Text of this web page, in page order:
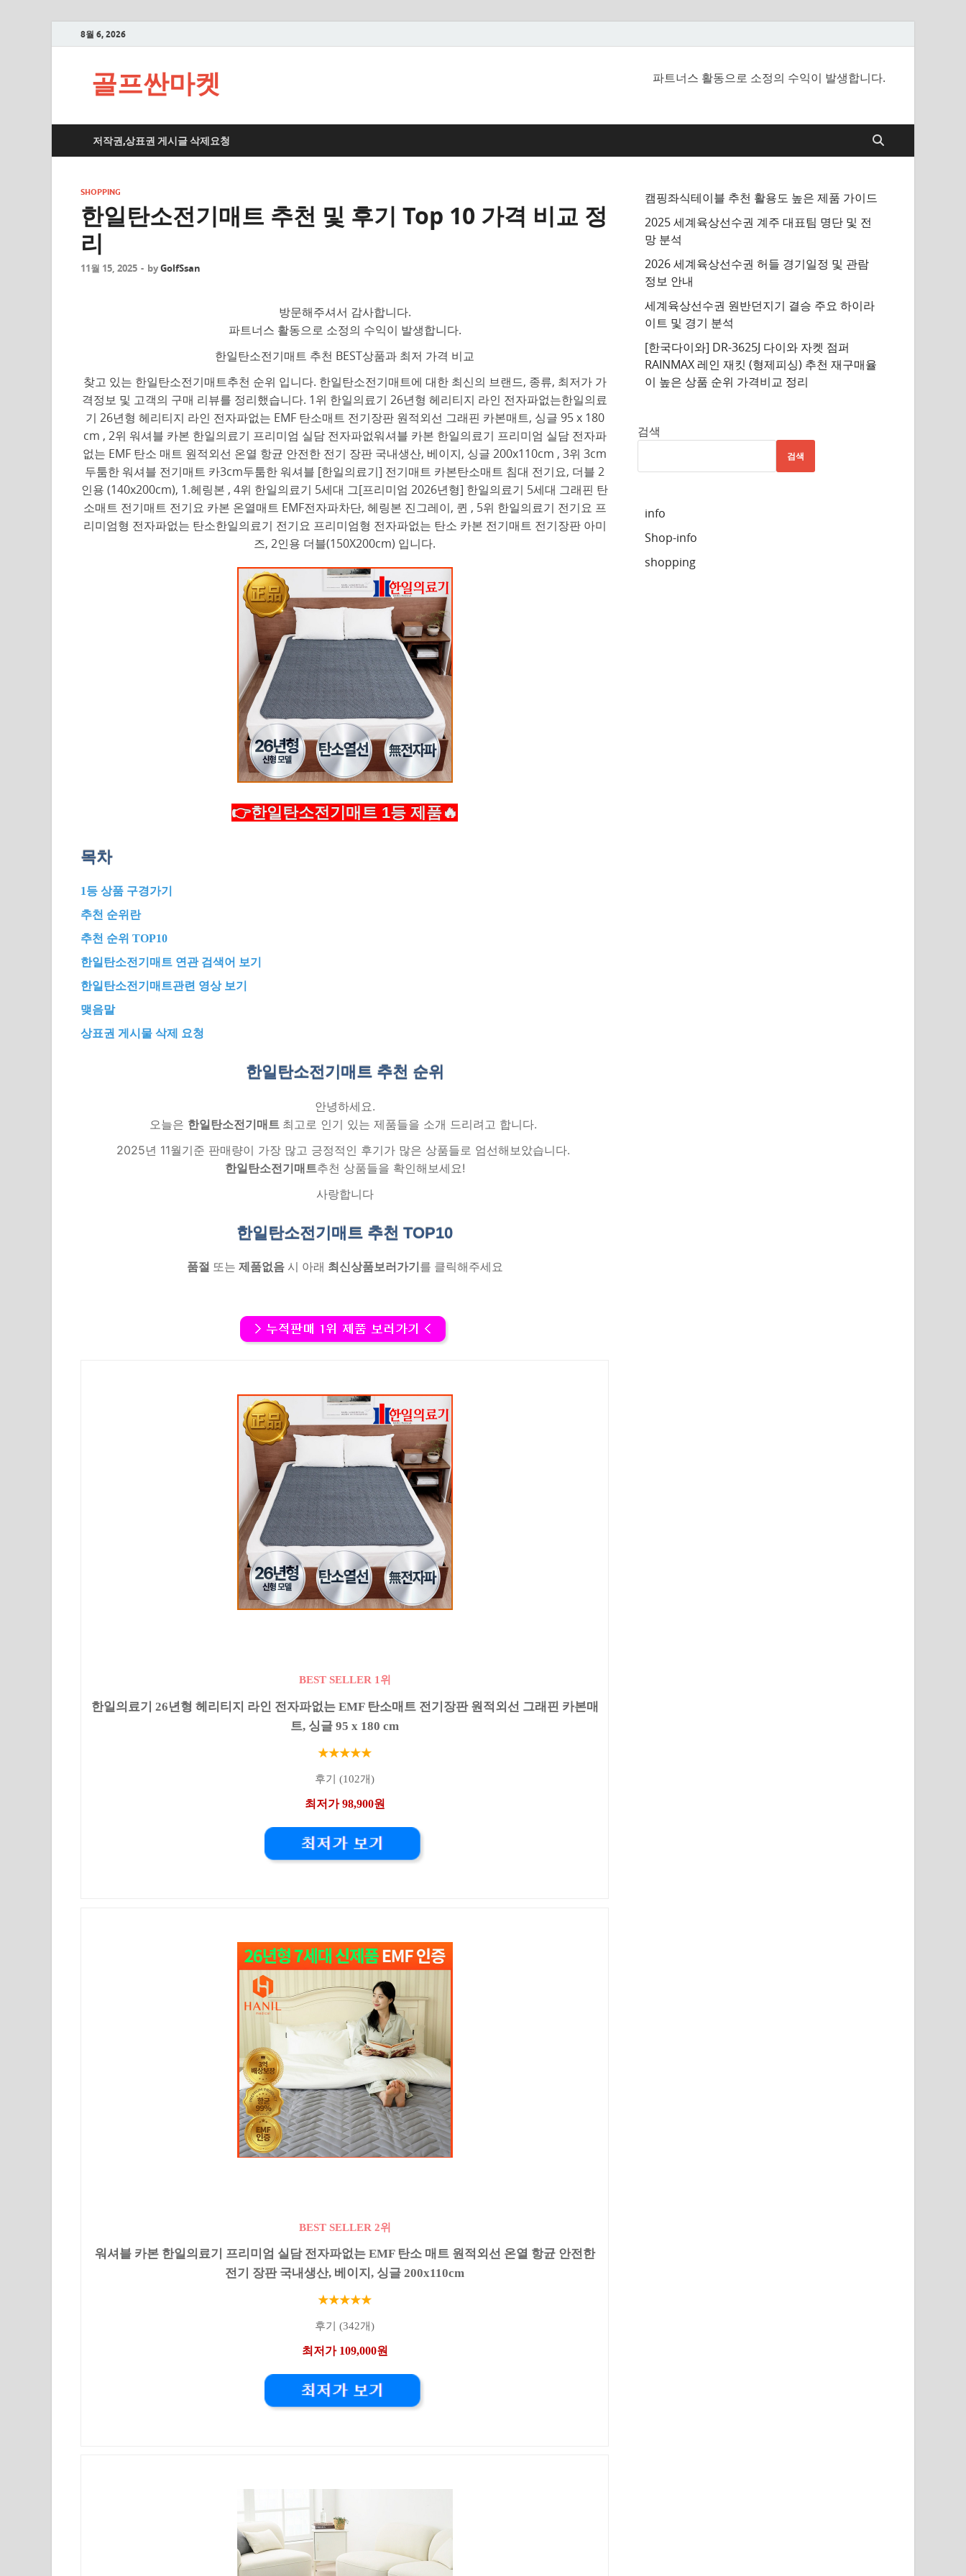
8월 6, 2026
골프싼마켓 파트너스 활동으로 소정의 수익이 발생합니다.
저작권,상표권 게시글 삭제요청
SHOPPING
한일탄소전기매트 추천 및 후기 Top 10 가격 비교 정
리
11월 15, 2025 - byGolfSsan
방문해주셔서 감사합니다.
파트너스 활동으로 소정의 수익이 발생합니다.
한일탄소전기매트 추천 BEST상품과 최저 가격 비교
찾고 있는 한일탄소전기매트추천 순위 입니다. 한일탄소전기매트에 대한 최신의 브랜드, 종류, 최저가 가
격정보 및 고객의 구매 리뷰를 정리했습니다. 1위 한일의료기 26년형 헤리티지 라인 전자파없는한일의료
기 26년형 헤리티지 라인 전자파없는 EMF 탄소매트 전기장판 원적외선 그래핀 카본매트, 싱글 95 x 180
cm , 2위 워셔블 카본 한일의료기 프리미엄 실담 전자파없워셔블 카본 한일의료기 프리미엄 실담 전자파
없는 EMF 탄소 매트 원적외선 온열 항균 안전한 전기 장판 국내생산, 베이지, 싱글 200x110cm , 3위 3cm
두툼한 워셔블 전기매트 카3cm두툼한 워셔블 [한일의료기] 전기매트 카본탄소매트 침대 전기요, 더블 2
인용 (140x200cm), 1.헤링본 , 4위 한일의료기 5세대 그[프리미엄 2026년형] 한일의료기 5세대 그래핀 탄
소매트 전기매트 전기요 카본 온열매트 EMF전자파차단, 헤링본 진그레이, 퀸 , 5위 한일의료기 전기요 프
리미엄형 전자파없는 탄소한일의료기 전기요 프리미엄형 전자파없는 탄소 카본 전기매트 전기장판 아미
즈, 2인용 더블(150X200cm) 입니다.
👉한일탄소전기매트 1등 제품🔥
목차
1등 상품 구경가기
추천 순위란
추천 순위 TOP10
한일탄소전기매트 연관 검색어 보기
한일탄소전기매트관련 영상 보기
맺음말
상표권 게시물 삭제 요청
한일탄소전기매트 추천 순위
안녕하세요.
오늘은 한일탄소전기매트 최고로 인기 있는 제품들을 소개 드리려고 합니다.
2025년 11월기준 판매량이 가장 많고 긍정적인 후기가 많은 상품들로 엄선해보았습니다.
한일탄소전기매트추천 상품들을 확인해보세요!
사랑합니다
한일탄소전기매트 추천 TOP10
품절 또는 제품없음시 아래 최신상품보러가기 를 클릭해주세요
BEST SELLER 1위
한일의료기 26년형 헤리티지 라인 전자파없는 EMF 탄소매트 전기장판 원적외선 그래핀 카본매
트, 싱글 95 x 180 cm
★★★★★
후기 (102개)
최저가 98,900원
BEST SELLER 2위
워셔블 카본 한일의료기 프리미엄 실담 전자파없는 EMF 탄소 매트 원적외선 온열 항균 안전한
전기 장판 국내생산, 베이지, 싱글 200x110cm
★★★★★
후기 (342개)
최저가 109,000원
캠핑좌식테이블 추천 활용도 높은 제품 가이드
2025 세계육상선수권 계주 대표팀 명단 및 전
망 분석
2026 세계육상선수권 허들 경기일정 및 관람
정보 안내
세계육상선수권 원반던지기 결승 주요 하이라
이트 및 경기 분석
[한국다이와] DR-3625J 다이와 자켓 점퍼
RAINMAX 레인 재킷 (형제피싱) 추천 재구매율
이 높은 상품 순위 가격비교 정리
검색
검색
info
Shop-info
shopping